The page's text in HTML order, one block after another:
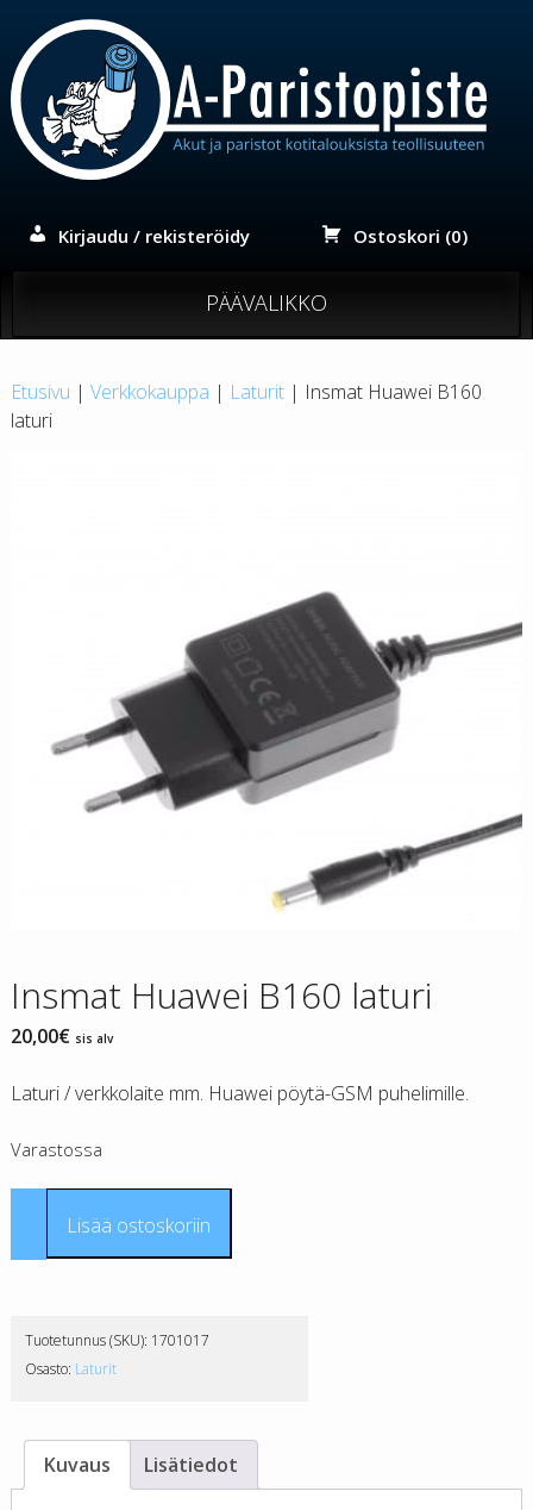
sisältöön
Kirjaudu / rekisteröidy Ostoskori (0)
PÄÄVALIKKO
Etusivu | Verkkokauppa | Laturit| Insmat Huawei B160
laturi
Insmat Huawei B160 laturi
20,00€ sis alv
Laturi / verkkolaite mm. Huawei pöytä-GSM puhelimille.
Varastossa
Insmat
määrä
Lisää ostoskoriin
Tuotetunnus (SKU): 1701017
Osasto: Laturit
Kuvaus Lisätiedot